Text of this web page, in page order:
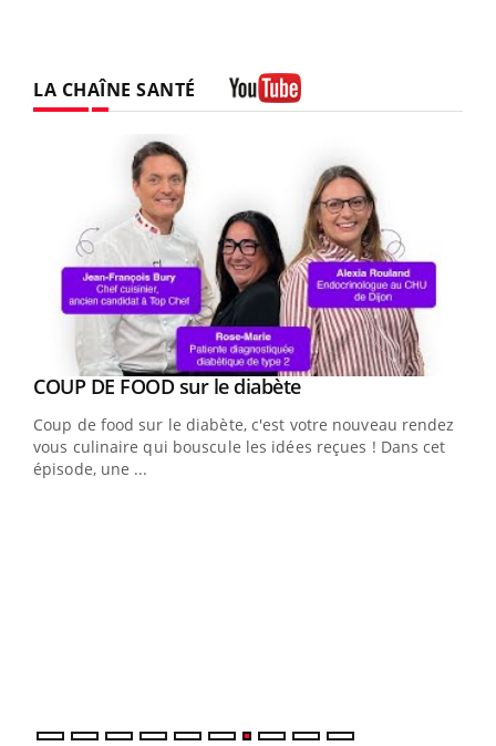
LA CHAÎNE SANTÉ
Youtube
COUP DE FOOD sur le diabèteYoutube
Coup de food sur le diabète, c'est votre nouveau rendez-
vous culinaire qui bouscule les idées reçues ! Dans cet
épisode, une ...